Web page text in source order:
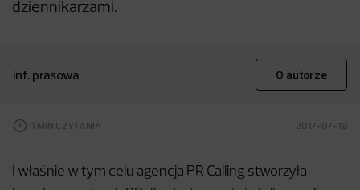
dziennikarzami.
inf. prasowa O autorze
1 MIN CZYTANIA 2017-07-18
I właśnie w tym celu agencja PR Calling stworzyła